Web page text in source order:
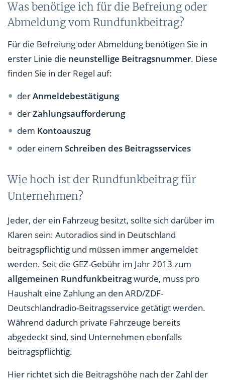
Was benötige ich für die Befreiung oder
Abmeldung vom Rundfunkbeitrag?
Für die Befreiung oder Abmeldung benötigen Sie in
erster Linie die neunstellige Beitragsnummer. Diese
finden Sie in der Regel auf:
derAnmeldebestätigung
derZahlungsaufforderung
dem Kontoauszug
oder einemSchreiben des Beitragsservices
Wie hoch ist der Rundfunkbeitrag für
Unternehmen?
Jeder, der ein Fahrzeug besitzt, sollte sich darüber im
Klaren sein: Autoradios sind in Deutschland
beitragspflichtig und müssen immer angemeldet
werden. Seit die GEZ-Gebühr im Jahr 2013 zum
allgemeinen Rundfunkbeitragwurde, muss pro
Haushalt eine Zahlung an den ARD/ZDF-
Deutschlandradio-Beitragsservice getätigt werden.
Während dadurch private Fahrzeuge bereits
abgedeckt sind, sind Unternehmen ebenfalls
beitragspflichtig.
Hier richtet sich die Beitragshöhe nach der Zahl der